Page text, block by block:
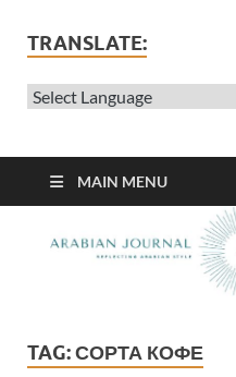
TRANSLATE:
MAIN MENU
TAG:СОРТА КОФЕ